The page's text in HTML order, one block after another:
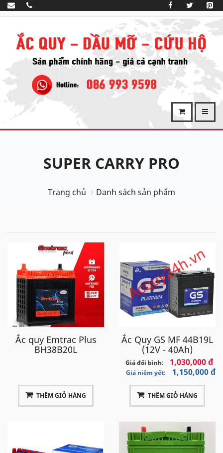
SUPER CARRY PRO
Trang chủ Danh sách sản phẩm
Ắc quy Emtrac Plus
BH38B20L
THÊM GIỎ HÀNG
Ắc Quy GS MF 44B19L
(12V - 40Ah)
Giá đổi bình: 1,030,000 đ
Giá niêm yết: 1,150,000 đ
THÊM GIỎ HÀNG